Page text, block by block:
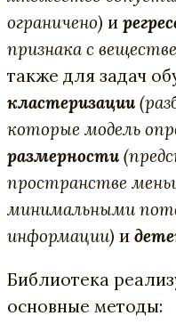
ограничено) и
признака с
также для задач
кластеризации
которые модель
размерности
пространстве
минимальными
информации) и
Библиотека
основные методы: